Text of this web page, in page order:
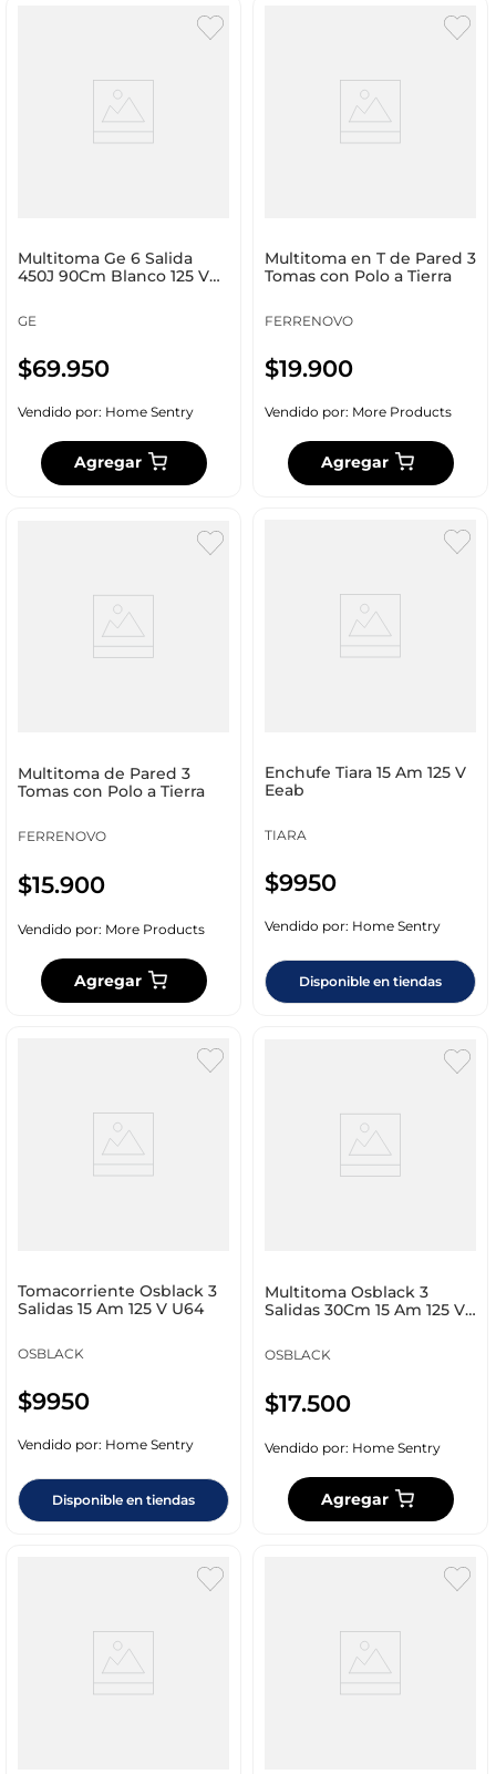
Multitoma Ge 6 Salida
450J 90Cm Blanco 125 V
GE
$69.950
Vendido por: Home Sentry
Agregar
Multitoma en T de Pared 3
Tomas con Polo a Tierra
FERRENOVO
$19.900
Vendido por: More Products
Agregar
Multitoma de Pared 3
Tomas con Polo a Tierra
FERRENOVO
$15.900
Vendido por: More Products
Agregar
Enchufe Tiara 15 Am 125 V
Eeab
TIARA
$9950
Vendido por: Home Sentry
Disponible en tiendas
Tomacorriente Osblack 3
Salidas 15 Am 125 V U64
OSBLACK
$9950
Vendido por: Home Sentry
Disponible en tiendas
Multitoma Osblack 3
Salidas 30Cm 15 Am 125 V
OSBLACK
$17.500
Vendido por: Home Sentry
Agregar